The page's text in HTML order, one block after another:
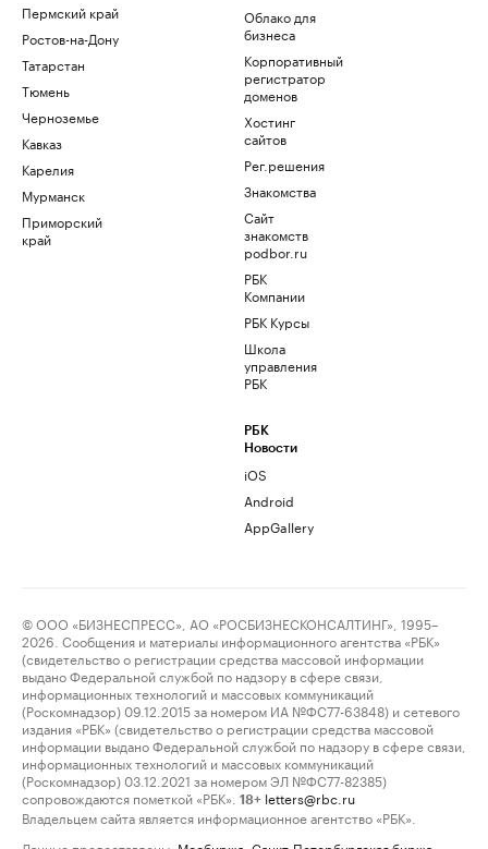
Пермский край
Ростов-на-Дону
Татарстан
Тюмень
Черноземье
Кавказ
Карелия
Мурманск
Приморский
край
Облако для
бизнеса
Корпоративный
регистратор
доменов
Хостинг
сайтов
Рег.решения
Знакомства
Сайт
знакомств
podbor.ru
РБК
Компании
РБК Курсы
Школа
управления
РБК
РБК
Новости
iOS
Android
AppGallery
© ООО «БИЗНЕСПРЕСС», АО «РОСБИЗНЕСКОНСАЛТИНГ», 1995–
2026. Сообщения и материалы информационного агентства «РБК»
(свидетельство о регистрации средства массовой информации
выдано Федеральной службой по надзору в сфере связи,
информационных технологий и массовых коммуникаций
(Роскомнадзор) 09.12.2015 за номером ИА №ФС77-63848) и сетевого
издания «РБК» (свидетельство о регистрации средства массовой
информации выдано Федеральной службой по надзору в сфере связи,
информационных технологий и массовых коммуникаций
(Роскомнадзор) 03.12.2021 за номером ЭЛ №ФС77-82385)
сопровождаются пометкой «РБК».
18+ letters@rbc.ru
Владельцем сайта является информационное агентство «РБК».